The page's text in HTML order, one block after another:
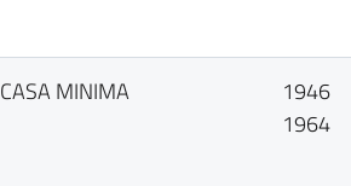
CASA MINIMA
1946
1964